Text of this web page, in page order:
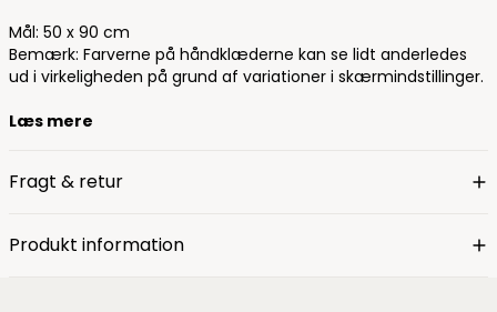
Mål: 50 x 90 cm
Bemærk: Farverne på håndklæderne kan se lidt anderledes
ud i virkeligheden på grund af variationer i skærmindstillinger.
Læs mere
Fragt & retur
Produkt information